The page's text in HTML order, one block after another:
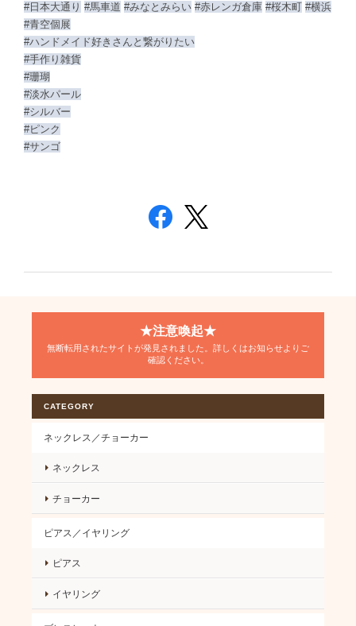
#日本大通り #馬車道 #みなとみらい #赤レンガ倉庫 #桜木町 #横浜
#青空個展
#ハンドメイド好きさんと繋がりたい
#手作り雑貨
#珊瑚
#淡水パール
#シルバー
#ピンク
#サンゴ
★注意喚起★
無断転用されたサイトが発見されました。詳しくはお知らせよりご
確認ください。
CATEGORY
ネックレス／チョーカー
ネックレス
チョーカー
ピアス／イヤリング
ピアス
イヤリング